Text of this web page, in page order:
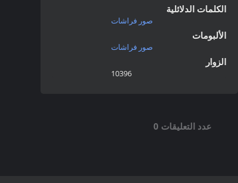
الكلمات الدلائلية
صور فراشات
الألبومات
صور فراشات
الزوار
10396
عدد التعليقات 0